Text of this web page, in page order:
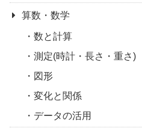
算数・数学
数と計算
測定(時計・長さ・重さ)
図形
変化と関係
データの活用